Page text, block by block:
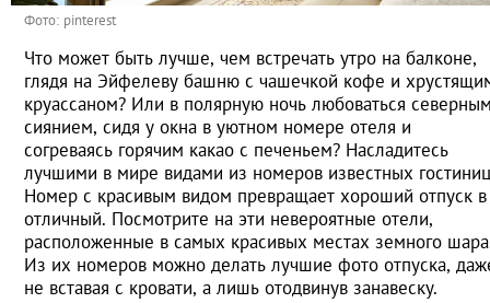
Фото: pinterest
Что может быть лучше, чем встречать утро на балконе,
глядя на Эйфелеву башню с чашечкой кофе и
круассаном? Или в полярную ночь любоваться
сиянием, сидя у окна в уютном номере отеля и
согреваясь горячим какао с печеньем? Насладитесь
лучшими в мире видами из номеров известных
Номер с красивым видом превращает хороший отпуск в
отличный. Посмотрите на эти невероятные отели,
расположенные в самых красивых местах земного
Из их номеров можно делать лучшие фото отпуска,
не вставая с кровати, а лишь отодвинув занавеску.